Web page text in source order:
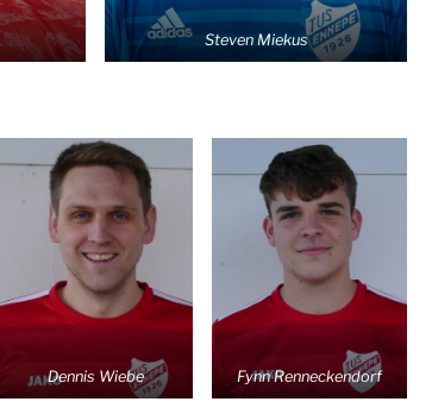
Steven Miekus
Dennis Wiebe Fynn Renneckendorf